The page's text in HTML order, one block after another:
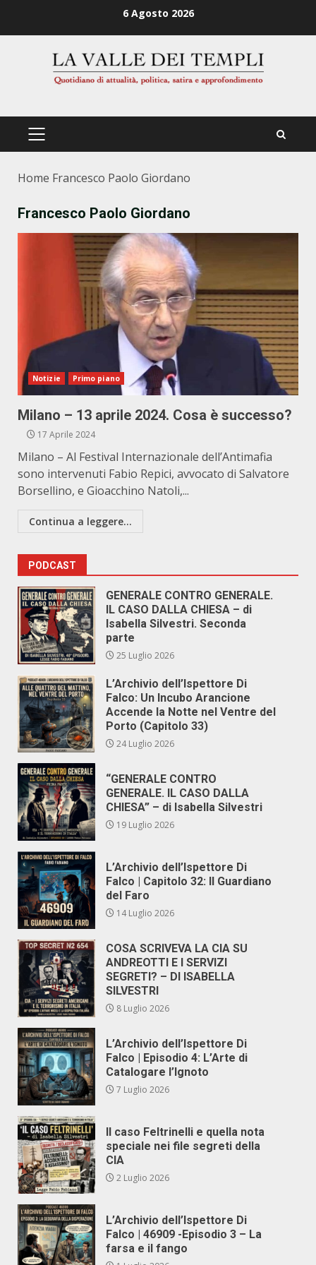
6 Agosto 2026
PRIMÄRES
Home Francesco Paolo Giordano
Francesco Paolo Giordano
Notizie Primo piano
Milano – 13 aprile 2024. Cosa è successo?
17 Aprile 2024
Milano – Al Festival Internazionale dell’Antimafia
sono intervenuti Fabio Repici, avvocato di Salvatore
Borsellino, e Gioacchino Natoli,...
Continua a leggere...
PODCAST
GENERALE CONTRO GENERALE.
IL CASO DALLA CHIESA – di
Isabella Silvestri. Seconda
parte
25 Luglio 2026
L’Archivio dell’Ispettore Di
Falco: Un Incubo Arancione
Accende la Notte nel Ventre del
Porto (Capitolo 33)
24 Luglio 2026
“GENERALE CONTRO
GENERALE. IL CASO DALLA
CHIESA” – di Isabella Silvestri
19 Luglio 2026
L’Archivio dell’Ispettore Di
Falco | Capitolo 32: Il Guardiano
del Faro
14 Luglio 2026
COSA SCRIVEVA LA CIA SU
ANDREOTTI E I SERVIZI
SEGRETI? – DI ISABELLA
SILVESTRI
8 Luglio 2026
L’Archivio dell’Ispettore Di
Falco | Episodio 4: L’Arte di
Catalogare l’Ignoto
7 Luglio 2026
Il caso Feltrinelli e quella nota
speciale nei file segreti della
CIA
2 Luglio 2026
L’Archivio dell’Ispettore Di
Falco | 46909 -Episodio 3 – La
farsa e il fango